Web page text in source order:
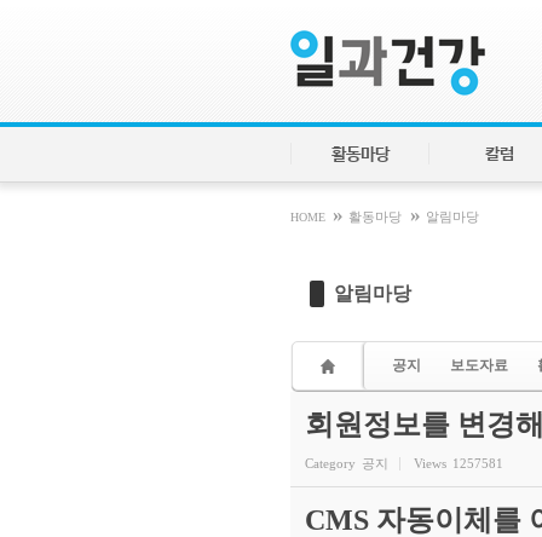
활동마당 칼럼
HOME » 활동마당 » 알림마당
알림마당
공지 보도자료
회원정보를 변경
Category 공지 Views 1257581
CMS 자동이체를